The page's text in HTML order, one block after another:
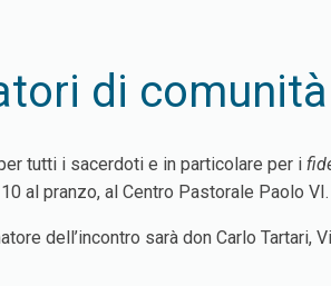
di comunità
tutti i sacerdoti e in particolare per i
al pranzo, al Centro Pastorale Paolo VI.
dell’incontro sarà don Carlo